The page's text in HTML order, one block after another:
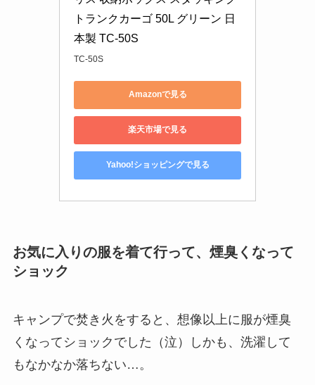
トランクカーゴ 50L グリーン 日
本製 TC-50S
TC-50S
Amazonで見る
楽天市場で見る
Yahoo!ショッピングで見る
お気に入りの服を着て行って、煙臭くなって
ショック
キャンプで焚き火をすると、想像以上に服が煙臭
くなってショックでした（泣）しかも、洗濯して
もなかなか落ちない…。